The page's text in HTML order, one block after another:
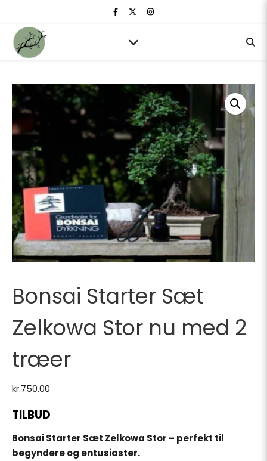
Bonsai Starter Sæt
Zelkowa Stor nu med 2
træer
kr.750.00
TILBUD
Bonsai Starter Sæt Zelkowa Stor – perfekt til
begyndere og entusiaster.